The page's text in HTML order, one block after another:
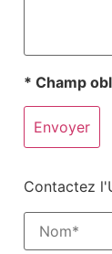
* Champ
Contactez